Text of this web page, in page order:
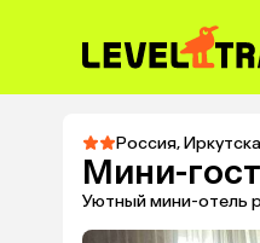
Россия,
Мини-
Уютный мини-отель